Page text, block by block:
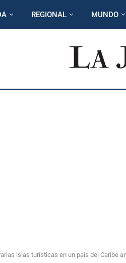
REGIONAL MUNDO
islas turísticas en un país del Caribe